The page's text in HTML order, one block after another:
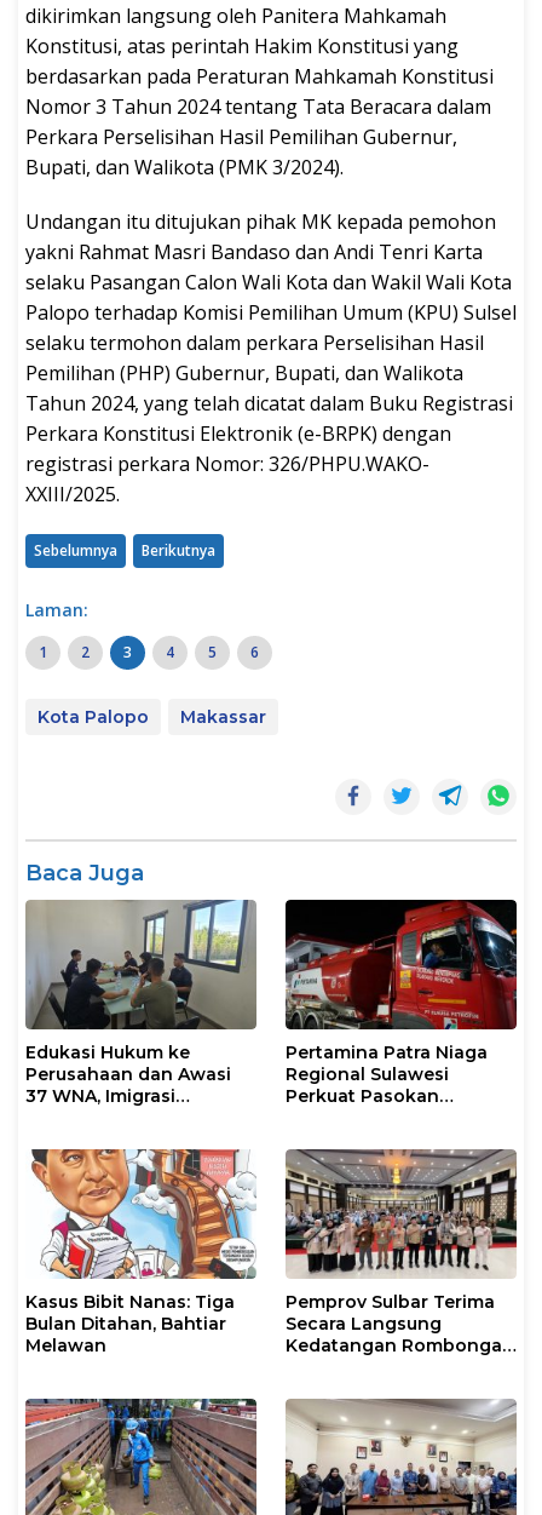
dikirimkan langsung oleh Panitera Mahkamah
Konstitusi, atas perintah Hakim Konstitusi yang
berdasarkan pada Peraturan Mahkamah Konstitusi
Nomor 3 Tahun 2024 tentang Tata Beracara dalam
Perkara Perselisihan Hasil Pemilihan Gubernur,
Bupati, dan Walikota (PMK 3/2024).
Undangan itu ditujukan pihak MK kepada pemohon
yakni Rahmat Masri Bandaso dan Andi Tenri Karta
selaku Pasangan Calon Wali Kota dan Wakil Wali Kota
Palopo terhadap Komisi Pemilihan Umum (KPU) Sulsel
selaku termohon dalam perkara Perselisihan Hasil
Pemilihan (PHP) Gubernur, Bupati, dan Walikota
Tahun 2024, yang telah dicatat dalam Buku Registrasi
Perkara Konstitusi Elektronik (e-BRPK) dengan
registrasi perkara Nomor: 326/PHPU.WAKO-
XXIII/2025.
Sebelumnya Berikutnya
Laman:
1 2 3 4 5 6
Kota Palopo Makassar
Baca Juga
Edukasi Hukum ke
Perusahaan dan Awasi
37 WNA, Imigrasi
Pangkep
Pertamina Patra Niaga
Regional Sulawesi
Perkuat Pasokan
Kasus Bibit Nanas: Tiga
Bulan Ditahan, Bahtiar
Melawan
Pemprov Sulbar Terima
Secara Langsung
Kedatangan Rombongan